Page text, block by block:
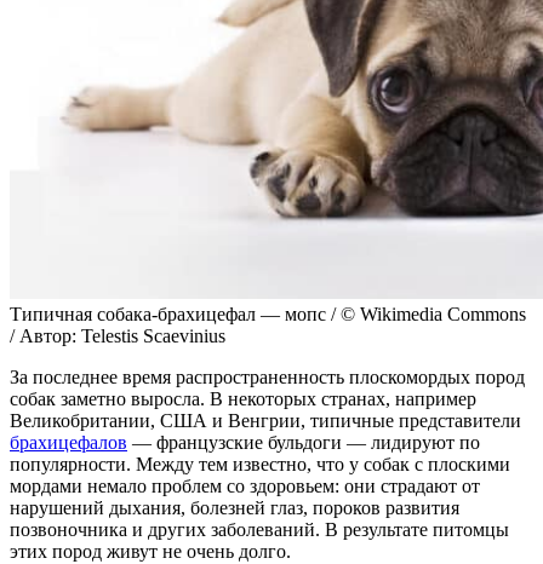
Типичная собака-брахицефал — мопс / © Wikimedia Commons
/ Автор: Telestis Scaevinius
За последнее время распространенность плоскомордых пород
собак заметно выросла. В некоторых странах, например
Великобритании, США и Венгрии, типичные представители
брахицефалов — французские бульдоги — лидируют по
популярности. Между тем известно, что у собак с плоскими
мордами немало проблем со здоровьем: они страдают от
нарушений дыхания, болезней глаз, пороков развития
позвоночника и других заболеваний. В результате питомцы
этих пород живут не очень долго.